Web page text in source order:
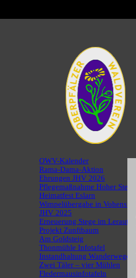
OWV-Kalender
Rama-Dama-Aktion
Ehrungen JHV 2026
Pflegemaßnahme Hoher Stein
Heimatfest Eslarn
Wimpelübergabe in
JHV 2025
Erneuerung Stege im Lerautal
Projekt Zunftbaum
Am Goldsteig
Thonmühle Infotafel
Instandhaltung Wanderwege
Zwei Täler – vier Mühlen
Fledermausinfotafeln